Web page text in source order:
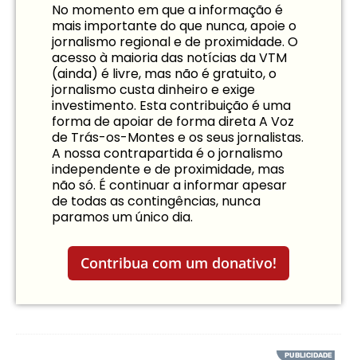
No momento em que a informação é
mais importante do que nunca, apoie o
jornalismo regional e de proximidade. O
acesso à maioria das notícias da VTM
(ainda) é livre, mas não é gratuito, o
jornalismo custa dinheiro e exige
investimento. Esta contribuição é uma
forma de apoiar de forma direta A Voz
de Trás-os-Montes e os seus jornalistas.
A nossa contrapartida é o jornalismo
independente e de proximidade, mas
não só. É continuar a informar apesar
de todas as contingências, nunca
paramos um único dia.
Contribua com um donativo!